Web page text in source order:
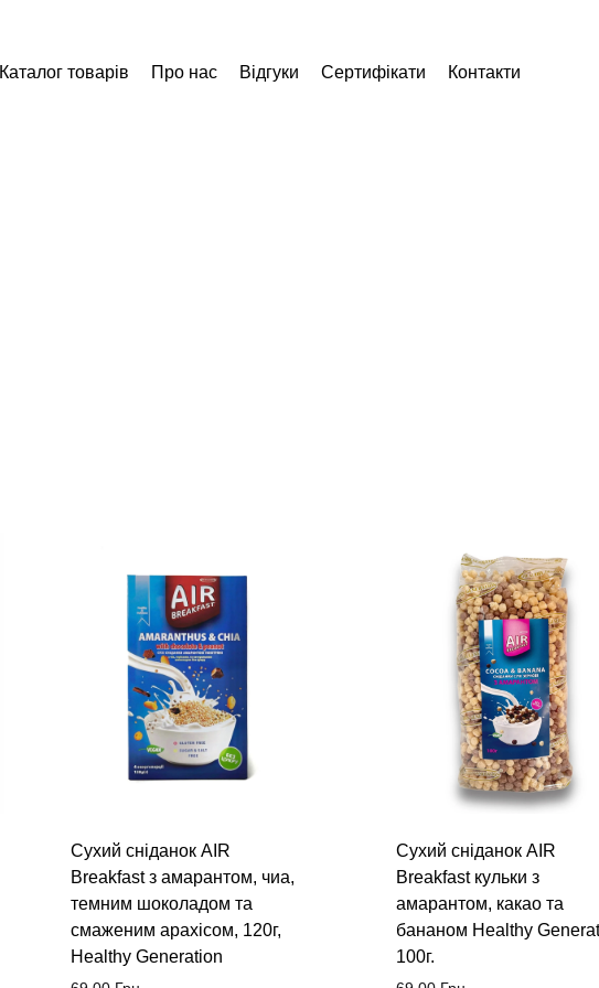
Каталог товарів Про нас Відгуки Сертифікати Контакти
Сухий сніданок AIR
Breakfast з амарантом, чиа,
темним шоколадом та
смаженим арахісом, 120г,
Healthy Generation
Сухий сніданок AIR
Breakfast кульки з
амарантом, какао та
бананом Healthy
100г.